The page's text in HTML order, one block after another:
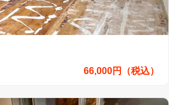
66,000円（税込）